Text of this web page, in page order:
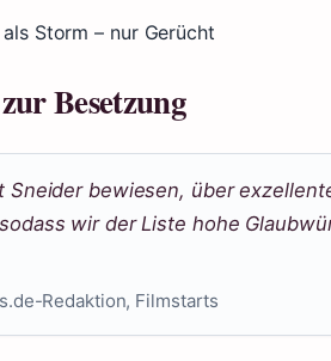
Storm – nur Gerücht
Besetzung
Sneider bewiesen, über
wir der Liste hohe
Redaktion, Filmstarts